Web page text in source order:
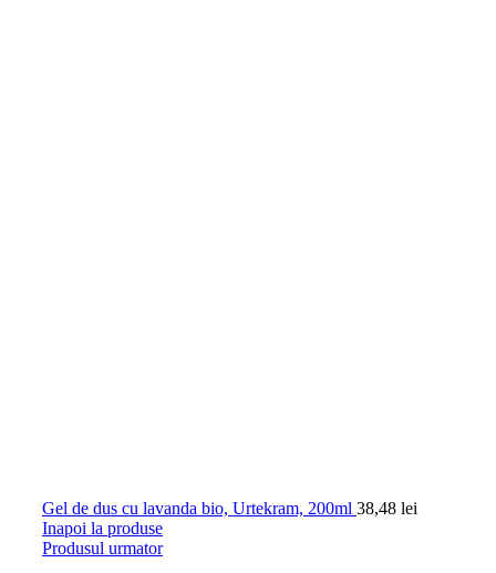
Gel de dus cu lavanda bio, Urtekram, 200ml 38,48 lei
Inapoi la produse
Produsul urmator